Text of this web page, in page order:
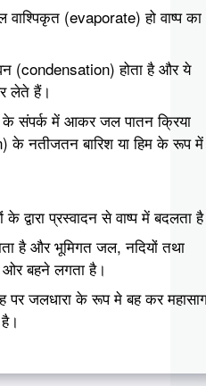
वाश्पिकृत (evaporate) हो वाष्प का
(condensation) होता है और ये
लेते हैं।
के संपर्क में आकर जल पातन क्रिया
के नतीजतन बारिश या हिम के रूप में
के द्वारा प्रस्वादन से वाष्प में बदलता
है और भूमिगत जल, नदियों तथा
ओर बहने लगता है।
पर जलधारा के रूप मे बह कर